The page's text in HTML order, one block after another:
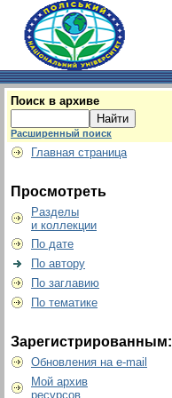
Поиск в архиве
Расширенный поиск
Главная страница
Просмотреть
Разделы
и коллекции
По дате
По автору
По заглавию
По тематике
Зарегистрированным:
Обновления на e-mail
Мой архив
ресурсов